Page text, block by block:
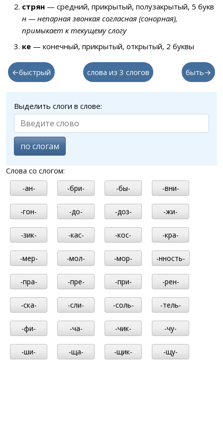
стрян — средний, прикрытый, полузакрытый, 5 букв
н — непарная звонкая согласная (сонорная),
примыкает к текущему слогу
ке — конечный, прикрытый, открытый, 2 буквы
←быстрый слова из 3 слогов быть→
Выделить слоги в слове:
по слогам
Слова со слогом:
-ан-
-бри- -бы- -вни-
-гон- -до- -доз- -жи-
-зик- -кас- -кос- -кра-
-мер- -мол- -мор- -нность-
-пра- -пре- -при- -рен-
-ска- -сли- -соль- -тель-
-фи- -ча- -чик- -чу-
-ши- -ща- -щик- -щу-